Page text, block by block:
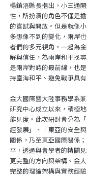
楊鎮浯縣長指出，小三通
性，所扮演的角色不僅是
的嘗試與開放。但是就像
多想像不到的變化，兩岸
者們的多元視角，一起為
解與信任，為兩岸和平找
是兩岸對峙的最前線，也
持臺海和平、避免戰爭具有
金大國際暨大陸事務學系
研究中心成立以來，積極
能見度。此次研討會分為
經發展」、「東亞的安全
關係，乃至東亞國際關係
平，透過與會學者的精闢
更完整的方向與架構。金
完整的理論架構與實務經